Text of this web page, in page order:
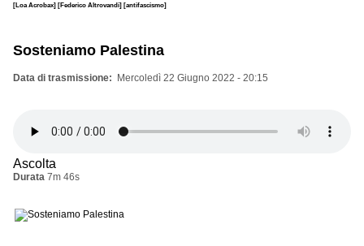
[Loa Acrobax] [Federico Altrovandi] [antifascismo]
Sosteniamo Palestina
Data di trasmissione Mercoledì 22 Giugno 2022 - 20:15
Ascolta
Durata 7m 46s